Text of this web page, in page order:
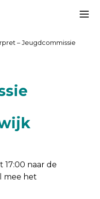
– Jeugdcommissie
17:00 naar de
mee het